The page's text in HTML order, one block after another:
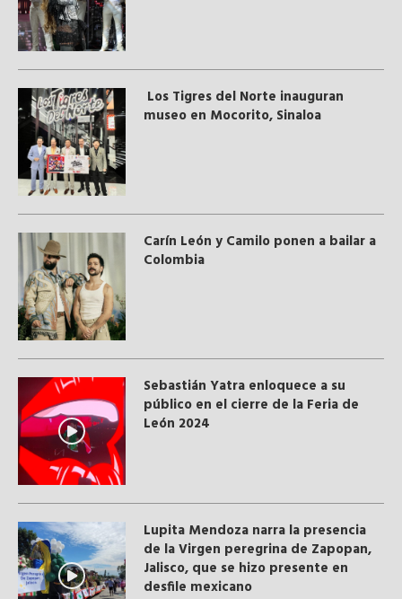
Los Tigres del Norte inauguran
museo en Mocorito, Sinaloa
Carín León y Camilo ponen a bailar a
Colombia
Sebastián Yatra enloquece a su
público en el cierre de la Feria de
León 2024
Lupita Mendoza narra la presencia
de la Virgen peregrina de Zapopan,
Jalisco, que se hizo presente en
desfile mexicano